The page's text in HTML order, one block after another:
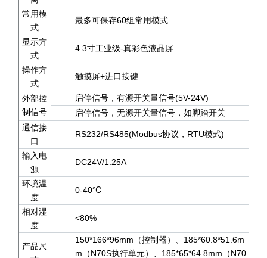
常用模
式
最多可保存60组常用模式
显示方
式
4.3寸工业级-真彩色液晶屏
操作方
式
触摸屏+进口按键
外部控
制信号
启停信号，有源开关量信号(5V-24V)
启停信号，无源开关量信号，如脚踏开关
通信接
口
RS232/RS485(Modbus协议，RTU模式)
输入电
源
DC24V/1.25A
环境温
度
0-40℃
相对湿
度
<80%
产品尺
150*166*96mm（控制器）、185*60.8*51.6m
m（N70S执行单元）、185*65*64.8mm（N70